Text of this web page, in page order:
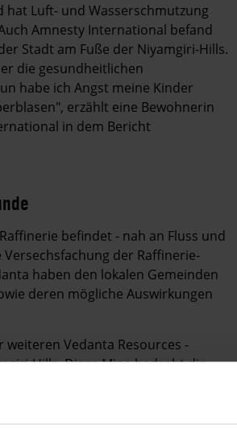
Luft- und Wasserschmutzung
Amnesty International befand
Stadt am Fuße der Niyamgiri-Hills.
die gesundheitlichen
habe ich Angst meine Kinder
erzählt eine Bewohnerin
in dem Bericht
befindet - nah an Fluss und
der Raffinerie-
haben den lokalen Gemeinden
deren mögliche Auswirkungen
Vedanta Resources -
Hills. Diese Mine bedroht die
leben. Die indigene
auf die Hügel angewiesen: sie
Bisher hat die Regierung noch